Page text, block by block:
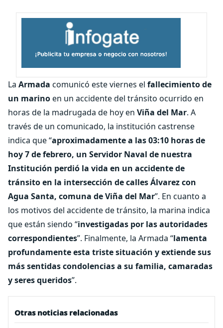
La Armada comunicó este viernes el fallecimiento de
un marinoen un accidente del tránsito ocurrido en
horas de la madrugada de hoy en Viña del Mar. A
través de un comunicado, la institución castrense
indica que “aproximadamente a las 03:10 horas de
hoy 7 de febrero, un Servidor Naval de nuestra
Institución perdió la vida en un accidente de
tránsito en la intersección de calles Álvarez con
Agua Santa, comuna de Viña del Mar”. En cuanto a
los motivos del accidente de tránsito, la marina indica
que están siendo “investigadas por las autoridades
correspondientes”. Finalmente, la Armada “lamenta
profundamente esta triste situación y extiende sus
más sentidas condolencias a su familia, camaradas
y seres queridos”.
Otras noticias relacionadas